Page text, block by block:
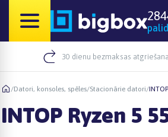
30 dienu bezmaksas atgriešana
/Datori, konsoles, spēles/Stacionārie datori/
INTOP Ryzen 5